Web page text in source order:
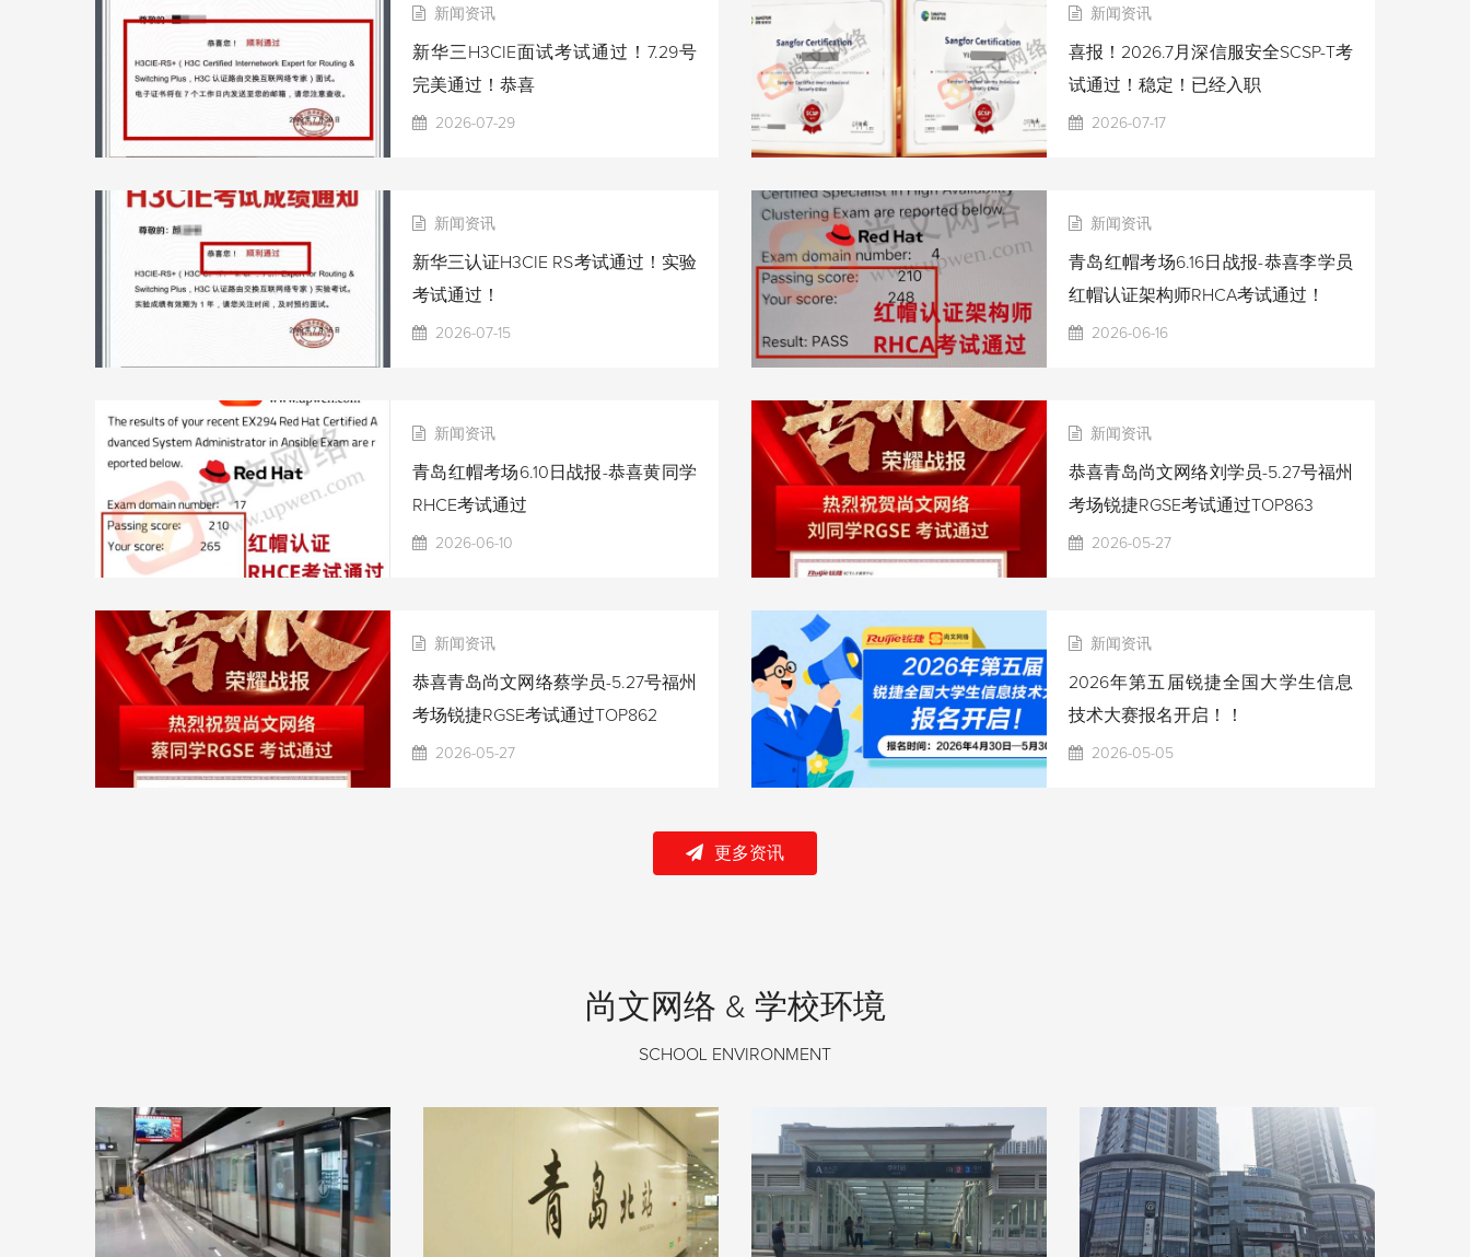
新闻资讯
新华三H3CIE面试考试通过！7.29号
完美通过！恭喜
2026-07-29
新闻资讯
喜报！2026.7月深信服安全SCSP-T考
试通过！稳定！已经入职
2026-07-17
新闻资讯
新华三认证H3CIE RS考试通过！实验
考试通过！
2026-07-15
新闻资讯
青岛红帽考场6.16日战报-恭喜李学员
红帽认证架构师RHCA考试通过！
2026-06-16
新闻资讯
青岛红帽考场6.10日战报-恭喜黄同学
RHCE考试通过
2026-06-10
新闻资讯
恭喜青岛尚文网络刘学员-5.27号福州
考场锐捷RGSE考试通过TOP863
2026-05-27
新闻资讯
恭喜青岛尚文网络蔡学员-5.27号福州
考场锐捷RGSE考试通过TOP862
2026-05-27
新闻资讯
2026年第五届锐捷全国大学生信息
技术大赛报名开启！！
2026-05-05
更多资讯
尚文网络 & 学校环境
SCHOOL ENVIRONMENT